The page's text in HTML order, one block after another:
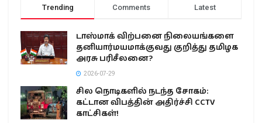
Trending Comments Latest
டாஸ்மாக் விற்பனை நிலையங்களை
தனியார்மயமாக்குவது குறித்து தமிழக
அரசு பரிசீலனை?
2026-07-29
சில நொடிகளில் நடந்த சோகம்:
கட்டான விபத்தின் அதிர்ச்சி CCTV
காட்சிகள்!